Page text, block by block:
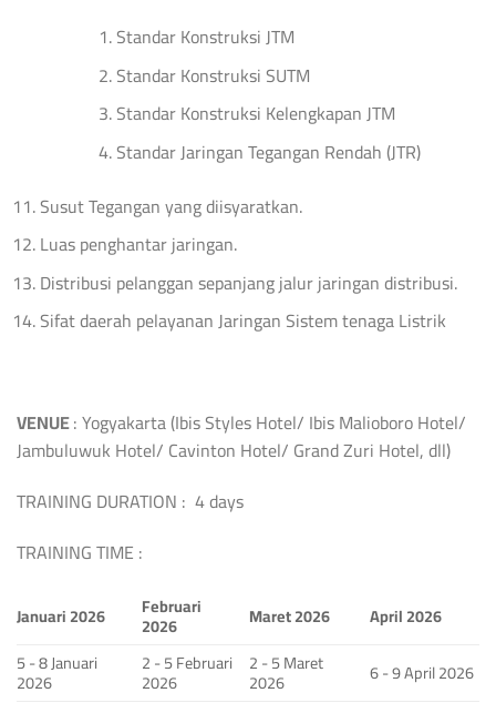
Standar Konstruksi JTM
Standar Konstruksi SUTM
Standar Konstruksi Kelengkapan JTM
Standar Jaringan Tegangan Rendah (JTR)
Susut Tegangan yang diisyaratkan.
Luas penghantar jaringan.
Distribusi pelanggan sepanjang jalur jaringan distribusi.
Sifat daerah pelayanan Jaringan Sistem tenaga Listrik
VENUE: Yogyakarta (Ibis Styles Hotel/ Ibis Malioboro Hotel/
Jambuluwuk Hotel/ Cavinton Hotel/ Grand Zuri Hotel, dll)
TRAINING DURATION : 4 days
TRAINING TIME :
Januari 2026 Februari
2026 Maret 2026
April 2026
5 - 8 Januari
2026
2 - 5 Februari
2026
2 - 5 Maret
2026
6 - 9 April 2026